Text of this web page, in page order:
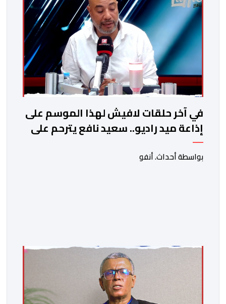
في آخر حلقات لافيش لهذا الموسم على
إذاعة ميد راديو.. سعيد نافع يترحم على
الفقيد الكاتب والصحفي جمال زايد
بواسطة أحداث. أنفو